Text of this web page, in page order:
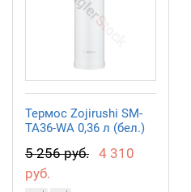
Термос Zojirushi SM-
TA36-WA 0,36 л (бел.)
5 256 руб. 4 310
руб.